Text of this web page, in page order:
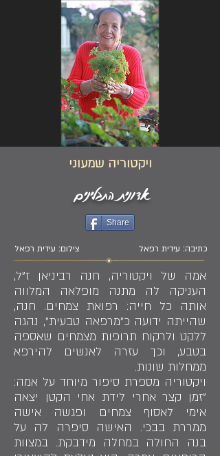
ויקטוריה שמעוני
אדונית התבלינים
Share
צילום: עידית רפאל כתיבה: עידית רפאל
אמה של ויקטוריה, חנה רביניאן ז"ל,
העניקה לה מתנה מופלאה המלווה
אותה כל חייה: רפואת צמחים. חנה,
שהייתה ידועה כ"מרפאה טבעית", נהגה
ללקט ולרקוח תרופות מצמחים שאספה
בטבע, וכך עזרה לאנשים להירפא
ממחלות שונות.
ויקטוריה מספרת סיפור מיוחד על אמה:
"זמן קצר אחרי לידת אחי הקטן יצאה
אימי לאסוף צמחים ופגשה אישה
ממררת בבכי. האישה סיפרה לה על
בנה החולה במחלה מידבקת. במצוות